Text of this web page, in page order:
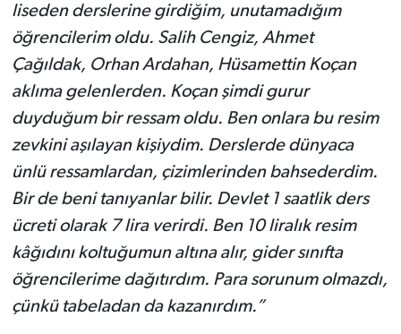
liseden derslerine girdiğim, unutamadığım
öğrencilerim oldu. Salih Cengiz, Ahmet
Çağıldak, Orhan Ardahan, Hüsamettin Koçan
aklıma gelenlerden. Koçan şimdi gurur
duyduğum bir ressam oldu. Ben onlara bu resim
zevkini aşılayan kişiydim. Derslerde dünyaca
ünlü ressamlardan, çizimlerinden bahsederdim.
Bir de beni tanıyanlar bilir. Devlet 1 saatlik ders
ücreti olarak 7 lira verirdi. Ben 10 liralık resim
kâğıdını koltuğumun altına alır, gider sınıfta
öğrencilerime dağıtırdım. Para sorunum olmazdı,
çünkü tabeladan da kazanırdım.”